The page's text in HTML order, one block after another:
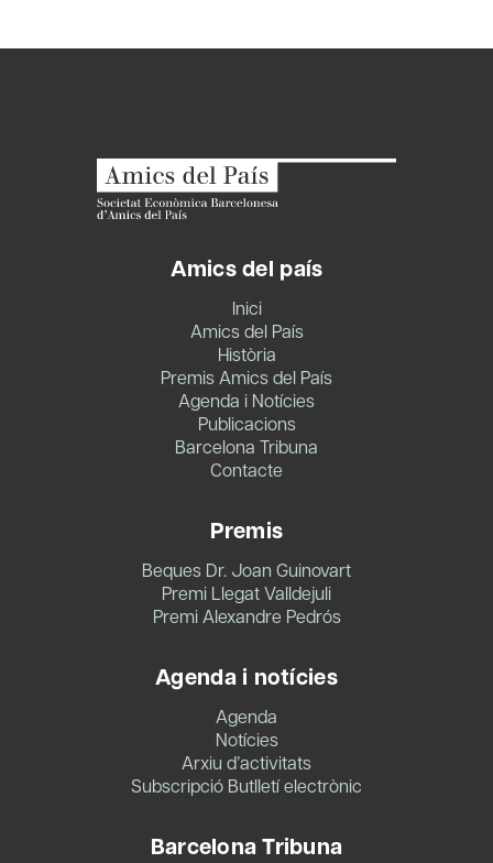
Amics del país
Inici
Amics del País
Història
Premis Amics del País
Agenda i Notícies
Publicacions
Barcelona Tribuna
Contacte
Premis
Beques Dr. Joan Guinovart
Premi Llegat Valldejuli
Premi Alexandre Pedrós
Agenda i notícies
Agenda
Notícies
Arxiu d’activitats
Subscripció Butlletí electrònic
Barcelona Tribuna